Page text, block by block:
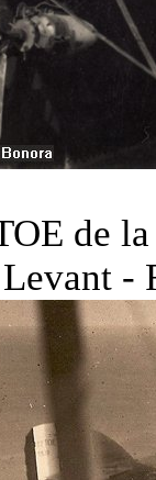
de
Levant